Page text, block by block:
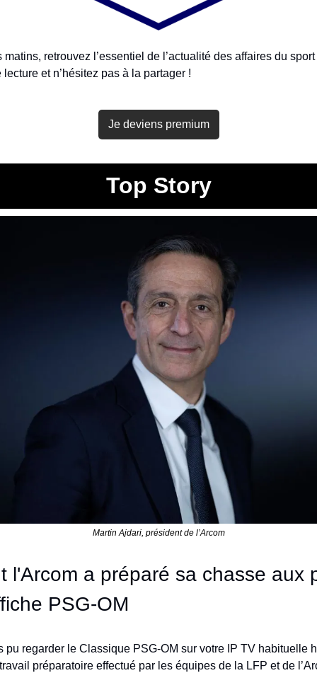
retrouvez l’essentiel de l’actualité des affaires du sport
et n’hésitez pas à la partager !
Je deviens premium
Top Story
Martin Ajdari, président de l’Arcom
l'Arcom a préparé sa chasse aux
PSG-OM
pu regarder le Classique PSG-OM sur votre IP TV habituelle
préparatoire effectué par les équipes de la LFP et de